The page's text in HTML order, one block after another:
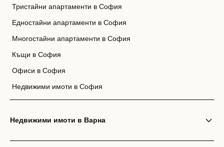
Тристайни апартаменти в София
Едностайни апартаменти в София
Многостайни апартаменти в София
Къщи в София
Офиси в София
Недвижими имоти в София
Недвижими имоти в Варна